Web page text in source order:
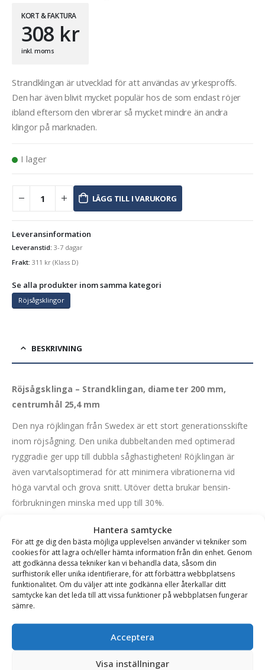
Hantera samtycke
För att ge dig den bästa möjliga upplevelsen använder vi tekniker som
cookies för att lagra och/eller hämta information från din enhet. Genom
att godkänna dessa tekniker kan vi behandla data, såsom din
surfhistorik eller unika identifierare, för att förbättra webbplatsens
funktionalitet. Om du väljer att inte godkänna eller återkallar ditt
samtycke kan det leda till att vissa funktioner på webbplatsen fungerar
sämre.
Acceptera
Visa inställningar
KORT & FAKTURA
308 kr
inkl. moms
Strandklingan är utvecklad för att användas av yrkesproffs.
Den har även blivit mycket populär hos de som endast röjer
ibland eftersom den vibrerar så mycket mindre än andra
klingor på marknaden.
I lager
LÄGG TILL I VARUKORG
Leveransinformation
Leveranstid: 3-7 dagar
Frakt: 311 kr (Klass D)
Se alla produkter inom samma kategori
Röjsågsklingor
BESKRIVNING
Röjsågsklinga – Strandklingan, diameter 200 mm,
centrumhål 25,4 mm
Den nya röjklingan från Swedex är ett stort generationsskifte
inom röjsågning. Den unika dubbeltanden med optimerad
ryggradie ger upp till dubbla såghastigheten! Röjklingan är
även varvtalsoptimerad för att minimera vibrationerna vid
höga varvtal och grova snitt. Utöver detta brukar bensin-
förbrukningen minska med upp till 30%.
Den nya dubbeltanden hjälper till så att klingan inte kilar fast.
Den nyutvecklade designen på ryggradien ger en konstant
toppsläppning samtidigt som den fungerar som
spånbegränsare. Spånans tjocklek kan aldrig bli större än 1,8
mm.
Strandklingan är designad för effektiv avverkning.
Strandklingan är varvtalsoptimerad för kontinuerlig
användning i höga varvtal. Den förblir stabil i varvtal upp till 12
000 rpm med minimerad vibration.